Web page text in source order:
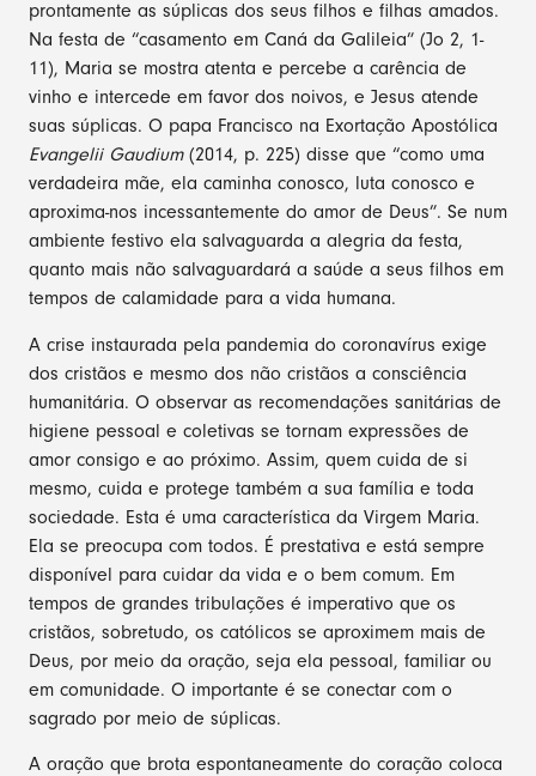
prontamente as súplicas dos seus filhos e filhas amados.
Na festa de “casamento em Caná da Galileia” (Jo 2, 1-
11), Maria se mostra atenta e percebe a carência de
vinho e intercede em favor dos noivos, e Jesus atende
suas súplicas. O papa Francisco na Exortação Apostólica
Evangelii Gaudium (2014, p. 225) disse que “como uma
verdadeira mãe, ela caminha conosco, luta conosco e
aproxima-nos incessantemente do amor de Deus”. Se num
ambiente festivo ela salvaguarda a alegria da festa,
quanto mais não salvaguardará a saúde a seus filhos em
tempos de calamidade para a vida humana.
A crise instaurada pela pandemia do coronavírus exige
dos cristãos e mesmo dos não cristãos a consciência
humanitária. O observar as recomendações sanitárias de
higiene pessoal e coletivas se tornam expressões de
amor consigo e ao próximo. Assim, quem cuida de si
mesmo, cuida e protege também a sua família e toda
sociedade. Esta é uma característica da Virgem Maria.
Ela se preocupa com todos. É prestativa e está sempre
disponível para cuidar da vida e o bem comum. Em
tempos de grandes tribulações é imperativo que os
cristãos, sobretudo, os católicos se aproximem mais de
Deus, por meio da oração, seja ela pessoal, familiar ou
em comunidade. O importante é se conectar com o
sagrado por meio de súplicas.
A oração que brota espontaneamente do coração coloca